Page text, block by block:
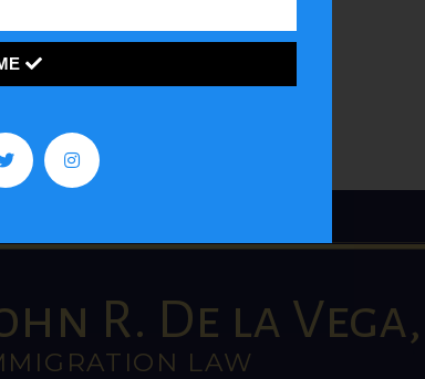
como Estados Unidos y
R. De la Vega,
LAW